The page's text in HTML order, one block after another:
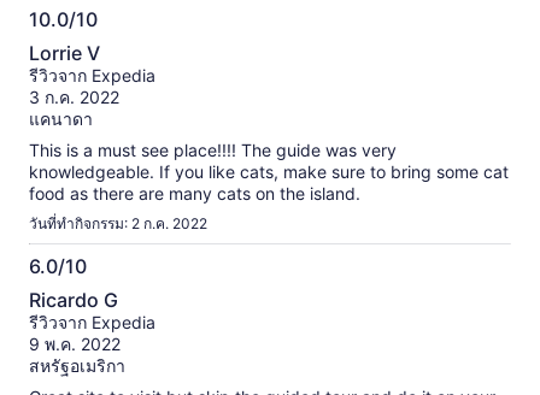
inclines. We did walk the entire time aside from the boat ride
to and from. Get there early so you can sit at the top deck
and look out over the ocean. Bring water and snacks
because they only have a bathroom at the sight.
10.0/10
10.0
จาก
10
Lorrie V
รีวิวจาก Expedia
3 ก.ค. 2022
แคนาดา
This is a must see place!!!! The guide was very
knowledgeable. If you like cats, make sure to bring some cat
food as there are many cats on the island.
วันที่ทำกิจกรรม: 2 ก.ค. 2022
6.0/10
6.0
จาก
10
Ricardo G
รีวิวจาก Expedia
9 พ.ค. 2022
สหรัฐอเมริกา